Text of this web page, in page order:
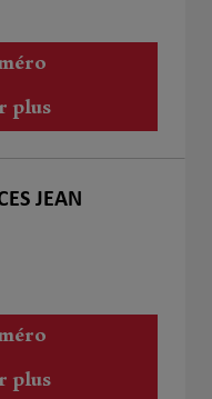
plus
JEAN
plus